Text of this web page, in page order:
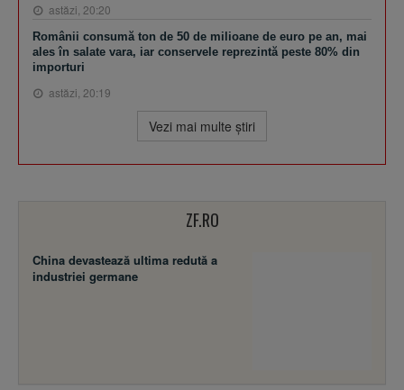
astăzi, 20:20
Românii consumă ton de 50 de milioane de euro pe an, mai
ales în salate vara, iar conservele reprezintă peste 80% din
importuri
astăzi, 20:19
Vezi mai multe ştiri
ZF.RO
China devastează ultima redută a
industriei germane